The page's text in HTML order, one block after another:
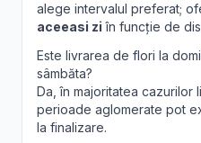
alege intervalul preferat;
aceeasi zi în funcție de
Este livrarea de flori la
sâmbăta?
Da, în majoritatea cazurilor
perioade aglomerate pot
la finalizare.